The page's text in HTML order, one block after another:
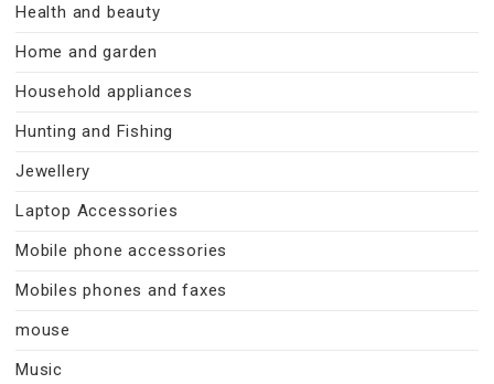
Health and beauty
Home and garden
Household appliances
Hunting and Fishing
Jewellery
Laptop Accessories
Mobile phone accessories
Mobiles phones and faxes
mouse
Music